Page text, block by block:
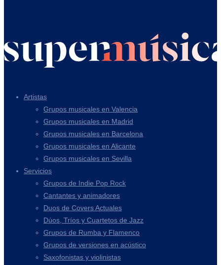
Artistas
Grupos musicales en Valencia
Grupos musicales en Madrid
Grupos musicales en Barcelona
Grupos musicales en Alicante
Grupos musicales en Sevilla
Servicios
Grupos de Indie Pop Rock
Cantantes y animadores
Duos de Covers Actuales
Dúos, Tríos y Cuartetos de Jazz
Grupos de Rumba y Flamenco
Grupos de versiones en acústico
Saxofonistas y violinistas